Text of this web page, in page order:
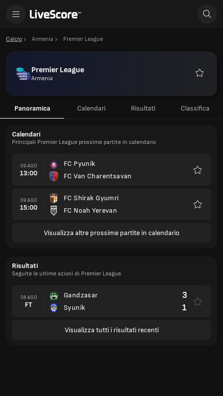
Calcio Armenia Premier League
Premier League
Armenia
Panoramica Calendari Risultati Classifica
Calendari
Principali Premier League prossime partite in calendario
09 AGO
13:00
FC Pyunik
FC Van Charentsavan
09 AGO
15:00
FC Shirak Gyumri
FC Noah Yerevan
Visualizza altre prossime partite in calendario
Risultati
Seguite le ultime azioni di Premier League
08 AGO
FT
Gandzasar
Syunik
3
1
Visualizza tutti i risultati recenti